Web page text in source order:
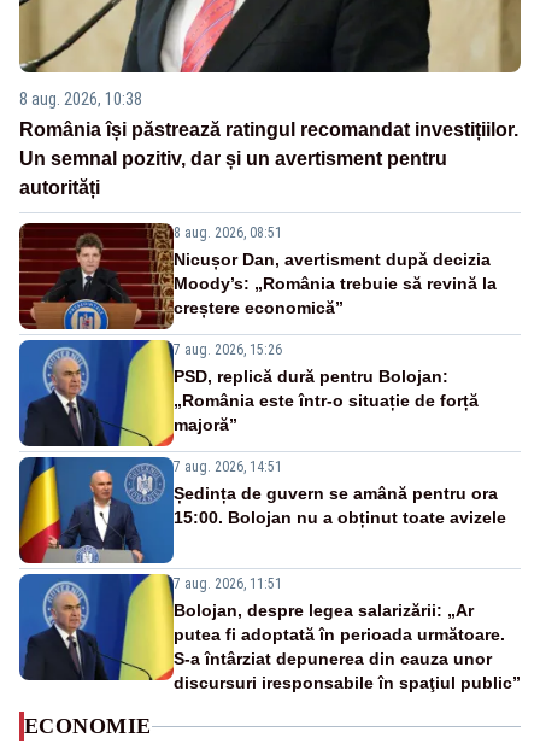
8 aug. 2026, 10:38
România își păstrează ratingul recomandat investițiilor.
Un semnal pozitiv, dar și un avertisment pentru
autorități
8 aug. 2026, 08:51
Nicușor Dan, avertisment după decizia
Moody’s: „România trebuie să revină la
creștere economică”
7 aug. 2026, 15:26
PSD, replică dură pentru Bolojan:
„România este într-o situație de forță
majoră”
7 aug. 2026, 14:51
Ședința de guvern se amână pentru ora
15:00. Bolojan nu a obținut toate avizele
7 aug. 2026, 11:51
Bolojan, despre legea salarizării: „Ar
putea fi adoptată în perioada următoare.
S-a întârziat depunerea din cauza unor
discursuri iresponsabile în spaţiul public”
ECONOMIE